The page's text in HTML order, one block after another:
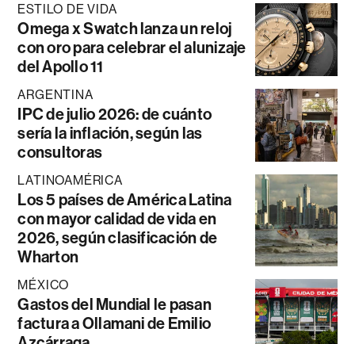
ESTILO DE VIDA
Omega x Swatch lanza un reloj
con oro para celebrar el alunizaje
del Apollo 11
ARGENTINA
IPC de julio 2026: de cuánto
sería la inflación, según las
consultoras
LATINOAMÉRICA
Los 5 países de América Latina
con mayor calidad de vida en
2026, según clasificación de
Wharton
MÉXICO
Gastos del Mundial le pasan
factura a Ollamani de Emilio